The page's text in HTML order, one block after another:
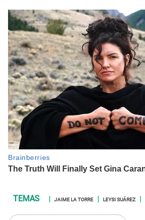
JAIME LA TORRE LEYSI SUÁREZ